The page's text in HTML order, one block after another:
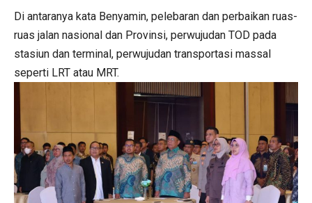
Di antaranya kata Benyamin, pelebaran dan perbaikan ruas-
ruas jalan nasional dan Provinsi, perwujudan TOD pada
stasiun dan terminal, perwujudan transportasi massal
seperti LRT atau MRT.